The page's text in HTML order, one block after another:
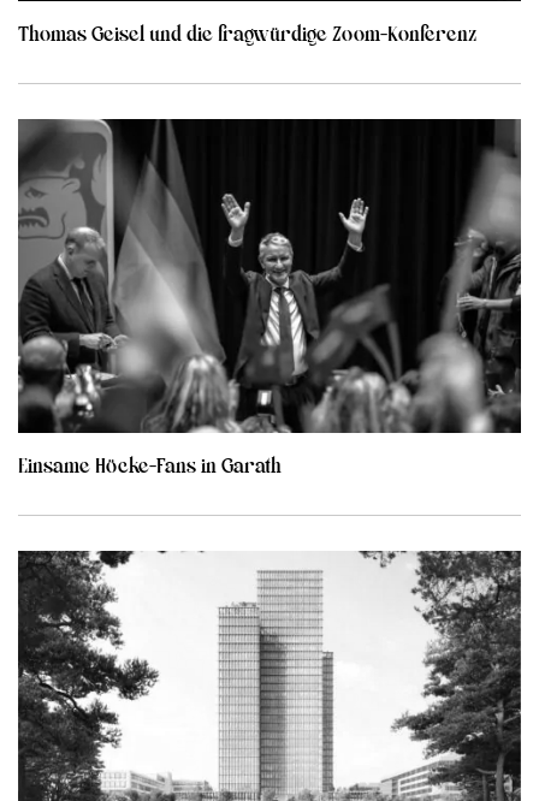
Thomas Geisel und die fragwürdige Zoom-Konferenz
Einsame Höcke-Fans in Garath